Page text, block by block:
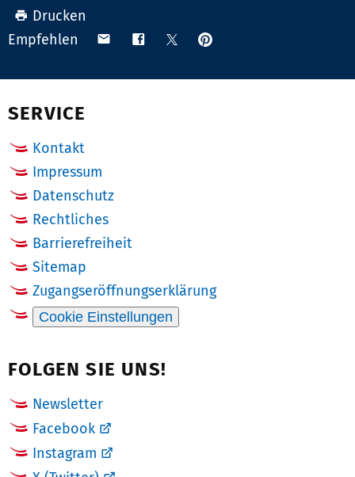
Drucken
Empfehlen
Teilen Teilen TeilenAnpinnen
auf
SERVICE
Kontakt
Impressum
Datenschutz
Rechtliches
Barrierefreiheit
Sitemap
Zugangseröffnungserklärung
Cookie Einstellungen
FOLGEN SIE UNS!
Newsletter
Facebook
Instagram